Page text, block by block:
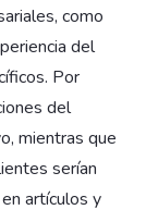
como
del
Por
del
mientras que
serían
artículos y